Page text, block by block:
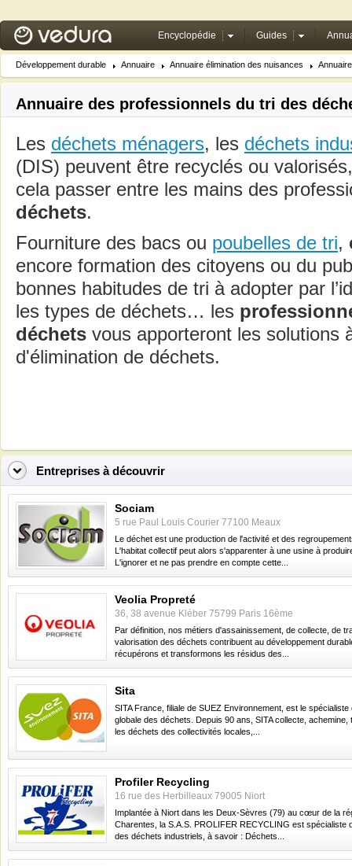
Encyclopédie Guides
Développement durable Annuaire Annuaire élimination des nuisances
Annuaire des professionnels du tri des
Les déchets ménagers, les déchets
(DIS) peuvent être recyclés ou
cela passer entre les mains des
déchets.
Fourniture des bacs ou poubelles de tri,
encore formation des citoyens ou du
bonnes habitudes de tri à adopter par
les types de déchets… les
déchets vous apporteront les solutions
d'élimination de déchets.
Entreprises à découvrir
Sociam
5 rue Paul Louis Courier 77100 Meaux
Le déchet est une production de l'activité et des
L'habitat collectif peut alors s'apparenter à une usine à
L'ignorer et ne pas prendre en compte cette...
Veolia Propreté
36, 38 avenue Kléber 75799 Paris 16ème
Par définition, nos métiers d'assainissement, de collecte, de
valorisation des déchets contribuent au développement
récupérons et transformons les résidus des...
Sita
SITA France, filiale de SUEZ Environnement, est le spécialiste
globale des déchets. Depuis 90 ans, SITA collecte, achemine,
les déchets des collectivités locales,...
Profiler Recycling
16 rue des Herbilleaux 79005 Niort
Implantée à Niort dans les Deux-Sèvres (79) au cœur de la
Charentes, la S.A.S. PROLIFER RECYCLING est spécialiste
des déchets industriels, à savoir : Déchets...